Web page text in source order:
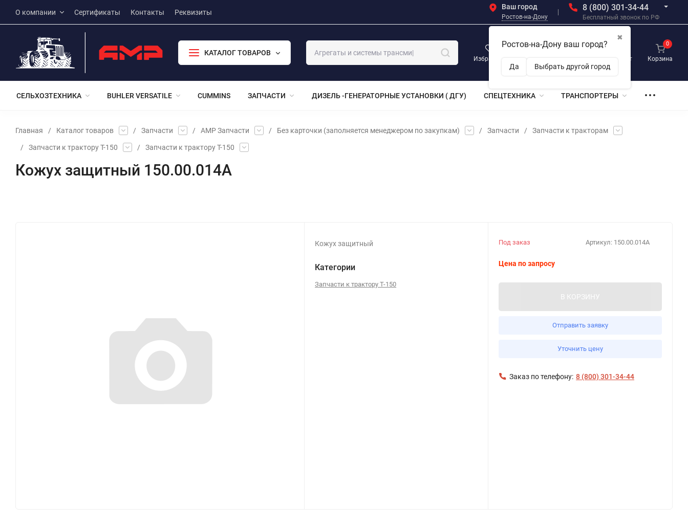
О компании Сертификаты Контакты Реквизиты
Ваш город
Ростов-на-Дону
✖
Ростов-на-Дону ваш город?
Да Выбрать другой город
8 (800) 301-34-44
Бесплатный звонок по РФ
КАТАЛОГ ТОВАРОВ
Избранное
0
Личный кабинет Корзина
0
СЕЛЬХОЗТЕХНИКА BUHLER VERSATILE CUMMINS ЗАПЧАСТИ ДИЗЕЛЬ -ГЕНЕРАТОРНЫЕ УСТАНОВКИ ( ДГУ) СПЕЦТЕХНИКА ТРАНСПОРТЕРЫ
Главная / Каталог товаров / Запчасти / АМР Запчасти / Без карточки (заполняется менеджером по закупкам) / Запчасти / Запчасти к тракторам
/ Запчасти к трактору Т-150 / Запчасти к трактору Т-150
Кожух защитный 150.00.014А
Кожух защитный
Категории
Запчасти к трактору Т-150
Артикул: 150.00.014А
Под заказ
Цена по запросу
В КОРЗИНУ
Отправить заявку
Уточнить цену
Заказ по телефону: 8 (800) 301-34-44